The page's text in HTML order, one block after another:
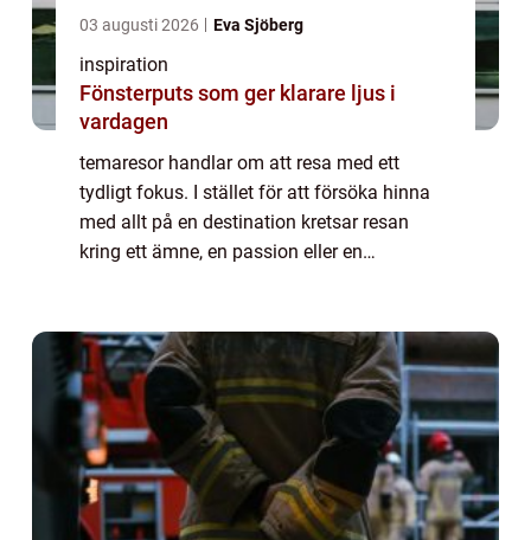
03 augusti 2026 Eva Sjöberg
inspiration
Fönsterputs som ger klarare ljus i
vardagen
temaresor handlar om att resa med ett
tydligt fokus. I stället för att försöka hinna
med allt på en destination kretsar resan
kring ett ämne, en passion eller en